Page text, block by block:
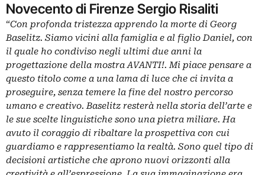
Novecento di Firenze Sergio Risaliti
“Con profonda tristezza apprendo la morte di Georg
Baselitz. Siamo vicini alla famiglia e al figlio Daniel, con
il quale ho condiviso negli ultimi due anni la
progettazione della mostra AVANTI!. Mi piace pensare a
questo titolo come a una lama di luce che ci invita a
proseguire, senza temere la fine del nostro percorso
umano e creativo. Baselitz resterà nella storia dell’arte e
le sue scelte linguistiche sono una pietra miliare. Ha
avuto il coraggio di ribaltare la prospettiva con cui
guardiamo e rappresentiamo la realtà. Sono quel tipo di
decisioni artistiche che aprono nuovi orizzonti alla